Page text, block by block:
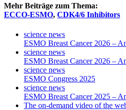
Mehr Beiträge zum Thema:
ECCO-ESMO, CDK4/6 Inhibitors
science news
ESMO Breast Cancer 2026 –
science news
ESMO Breast Cancer 2026 –
science news
ESMO Congress 2025
science news
ESMO Breast Cancer 2025 –
The on-demand video of the